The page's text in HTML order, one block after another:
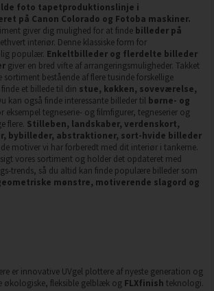
foto tapetproduktionslinje i
på Canon Colorado og Fotoba maskiner.
giver dig mulighed for at finde billeder på
interiør. Denne klassiske form for
populær. Enkeltbilleder og flerdelte billeder
giver en bred vifte af arrangeringsmuligheder. Takket
bestående af flere tusinde forskellige
et billede til din stue, køkken, soveværelse,
kan også finde interessante billeder til børne- og
eksempel tegneserie- og filmfigurer, tegneserier og
flere. Stilleben, landskaber, verdenskort,
bybilleder, abstraktioner, sort-hvide billeder
motiver vi har forberedt med dit interiør i tankerne.
vores sortiment og holder det opdateret med
trends, så du altid kan finde populære billeder som
mønstre, motiverende slagord og
er innovative UVgel plottere af nyeste generation og
økologiske, fleksible gelblæk og FLXfinish teknologi.